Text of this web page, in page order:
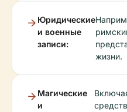
Юридические
и военные
записи:
жизни.
Магические
и